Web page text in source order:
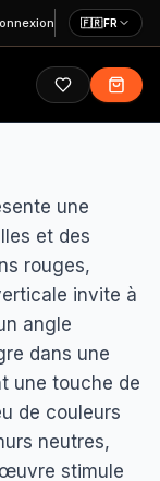
🇫🇷FR
une
et des
rouges,
invite à
angle
dans une
une touche de
de couleurs
neutres,
stimule